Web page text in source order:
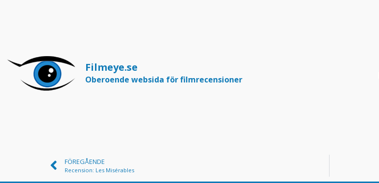
Filmeye.se
Oberoende websida för filmrecensioner
FÖREGÅENDE
Recension: Les Misérables